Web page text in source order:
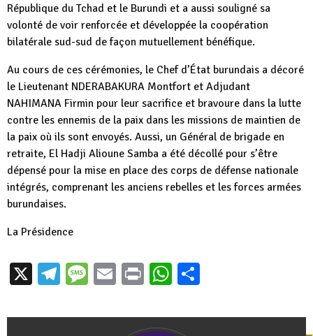
République du Tchad et le Burundi et a aussi souligné sa
volonté de voir renforcée et développée la coopération
bilatérale sud-sud de façon mutuellement bénéfique.
Au cours de ces cérémonies, le Chef d’État burundais a décoré
le Lieutenant NDERABAKURA Montfort et Adjudant
NAHIMANA Firmin pour leur sacrifice et bravoure dans la lutte
contre les ennemis de la paix dans les missions de maintien de
la paix où ils sont envoyés. Aussi, un Général de brigade en
retraite, El Hadji Alioune Samba a été décollé pour s’être
dépensé pour la mise en place des corps de défense nationale
intégrés, comprenant les anciens rebelles et les forces armées
burundaises.
La Présidence
X Telegram
Message
EmailPrintWhatsApp